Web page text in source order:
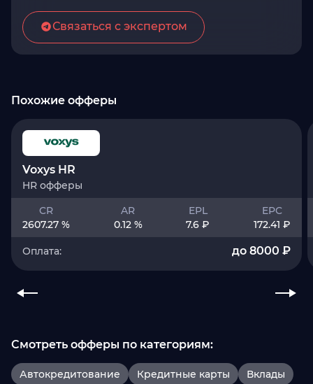
Связаться с экспертом
Похожие офферы
Voxys HR
HR офферы
CR
2607.27 %
AR
0.12 %
EPL
7.6 ₽
EPC
172.41 ₽
Оплата: до 8000 ₽
Смотреть офферы по категориям:
Автокредитование Кредитные карты Вклады